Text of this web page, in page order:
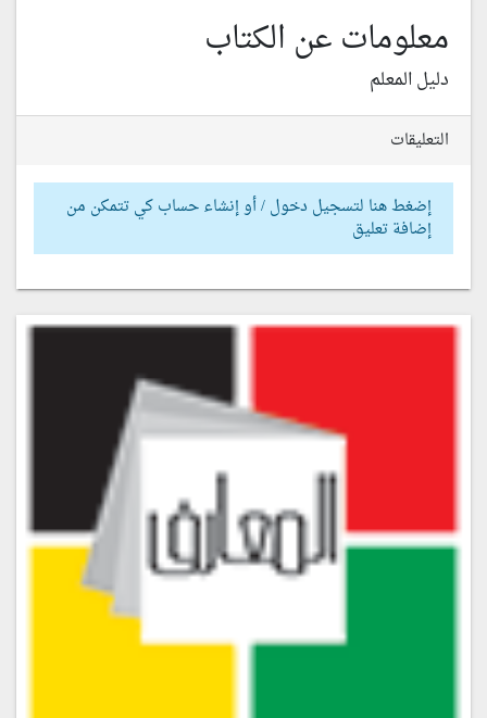
معلومات عن الكتاب
دليل المعلم
التعليقات
إضغط هنا لتسجيل دخول / أو إنشاء حساب كي تتمكن من
إضافة تعليق